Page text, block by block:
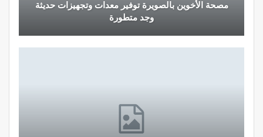
مصحة الأخوين بالصويرة توفير معدات وتجهيزات حديثة
وجد متطورة